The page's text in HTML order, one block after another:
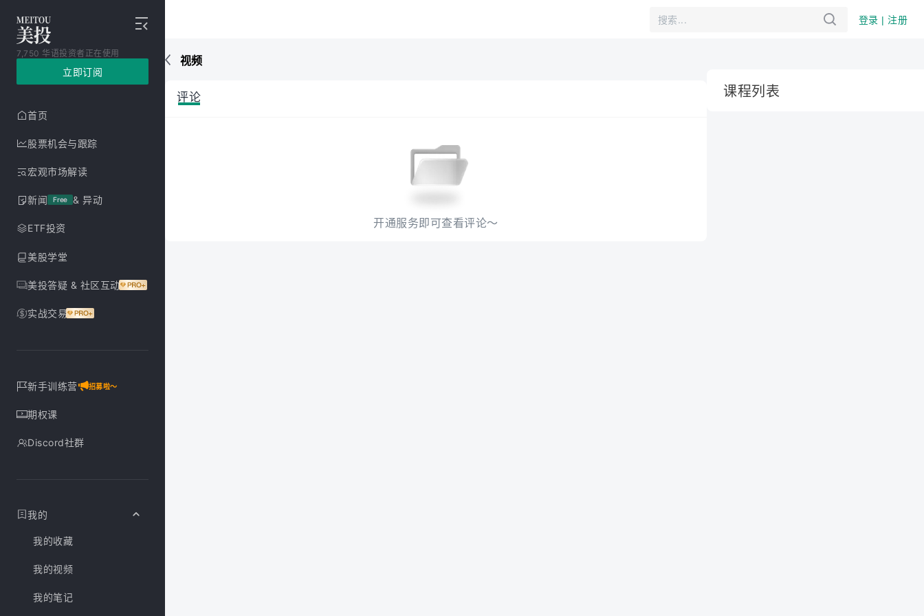
7,750 华语投资者正在使用
立即订阅
首页
股票机会与跟踪
宏观市场解读
新闻 Free & 异动
ETF投资
美股学堂
美投答疑 & 社区互动
实战交易
新手训练营 招募啦～
期权课
Discord社群
我的
我的收藏
我的视频
我的笔记
视频
评论
开通服务即可查看评论～
课程列表
登录 | 注册